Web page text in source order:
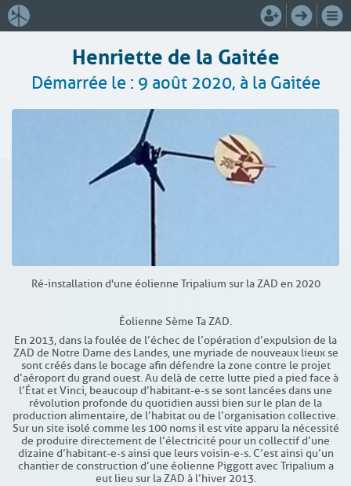
Henriette de la Gaitée
Démarrée le : 9 août 2020, à la Gaitée
Ré-installation d'une éolienne Tripalium sur la ZAD en 2020
Éolienne Sème Ta ZAD.
En 2013, dans la foulée de l’échec de l’opération d’expulsion de la
ZAD de Notre Dame des Landes, une myriade de nouveaux lieux se
sont créés dans le bocage afin défendre la zone contre le projet
d’aéroport du grand ouest. Au delà de cette lutte pied a pied face à
l’État et Vinci, beaucoup d’habitant-e-s se sont lancées dans une
révolution profonde du quotidien aussi bien sur le plan de la
production alimentaire, de l’habitat ou de l’organisation collective.
Sur un site isolé comme les 100 noms il est vite apparu la nécessité
de produire directement de l’électricité pour un collectif d’une
dizaine d’habitant-e-s ainsi que leurs voisin-e-s. C’est ainsi qu’un
chantier de construction d’une éolienne Piggott avec Tripalium a
eut lieu sur la ZAD à l’hiver 2013.